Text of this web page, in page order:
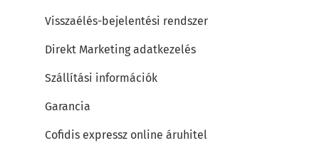
Visszaélés-bejelentési rendszer
Direkt Marketing adatkezelés
Szállítási információk
Garancia
Cofidis expressz online áruhitel